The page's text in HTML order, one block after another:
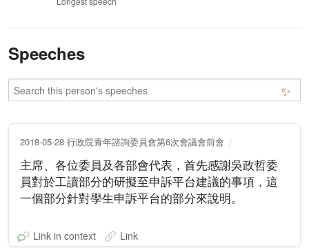
Speeches
✨
2018-05-28 行政院青年諮詢委員會第6次會議會前會
主席、各位委員及各部會代表，首先感謝吳政哲委
員對於工讀部分的研擬至申訴平台建議的事項，這
一個部分針對學生申訴平台的部分來說明。
Link in context Link